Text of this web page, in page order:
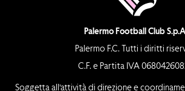
Palermo Football Club
Palermo F.C. Tutti i diritti
C.F. e Partita IVA
Soggetta all’attività di direzione e